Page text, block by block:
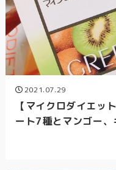
2021.07.29
【マイクロダイエッ
ート7種とマンゴー